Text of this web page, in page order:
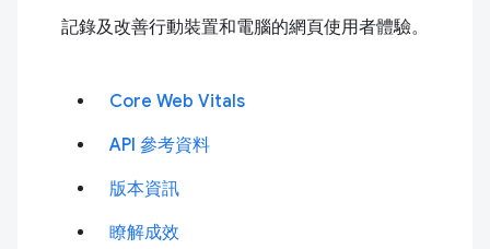
記錄及改善行動裝置和電腦的網頁使用者體驗。
Core Web Vitals
API 參考資料
版本資訊
瞭解成效